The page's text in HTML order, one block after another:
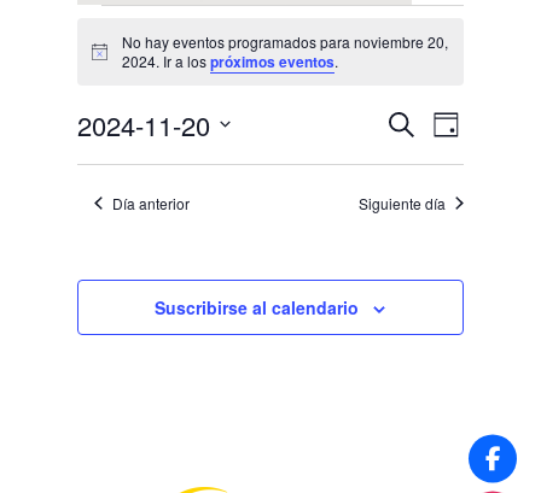
en
20,
2024
Aviso
No hay eventos programados para noviembre 20,
2024. Ir a lospróximos eventos.
y
de
Eventos
Buscar
de
vistas
de
Día
2024-11-20
fecha.Día anterior Siguiente día
Suscribirse al calendario